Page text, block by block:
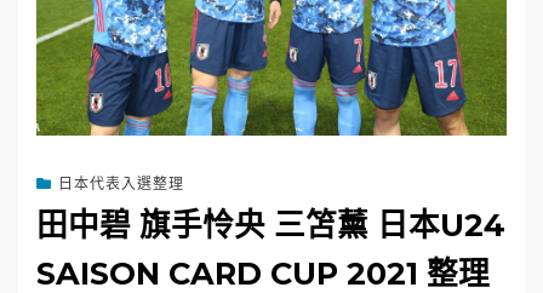
日本代表入選整理
田中碧 旗手怜央 三笘薰 日本U24
SAISON CARD CUP 2021 整理